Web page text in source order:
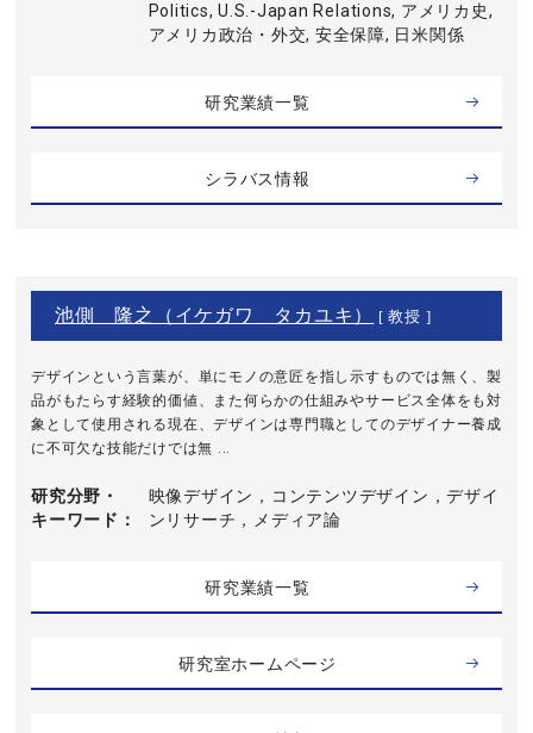
Politics, U.S.-Japan Relations, アメリカ史,
アメリカ政治・外交, 安全保障, 日米関係
研究業績一覧
シラバス情報
池側 隆之（イケガワ タカユキ） [ 教授 ]
デザインという言葉が、単にモノの意匠を指し示すものでは無く、製
品がもたらす経験的価値、また何らかの仕組みやサービス全体をも対
象として使用される現在、デザインは専門職としてのデザイナー養成
に不可欠な技能だけでは無 ...
研究分野・
キーワード
映像デザイン，コンテンツデザイン，デザイ
ンリサーチ，メディア論
研究業績一覧
研究室ホームページ